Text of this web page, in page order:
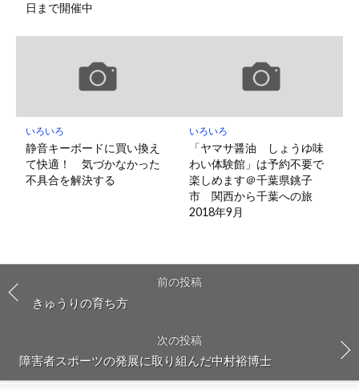
日まで開催中
いろいろ
静音キーボードに買い換え
て快適！ 気づかなかった
不具合を解決する
いろいろ
「ヤマサ醤油 しょうゆ味
わい体験館」は予約不要で
楽しめます＠千葉県銚子
市 関西から千葉への旅
2018年9月
前の投稿
きゅうりの育ち方
次の投稿
障害者スポーツの発展に取り組んだ中村裕博士